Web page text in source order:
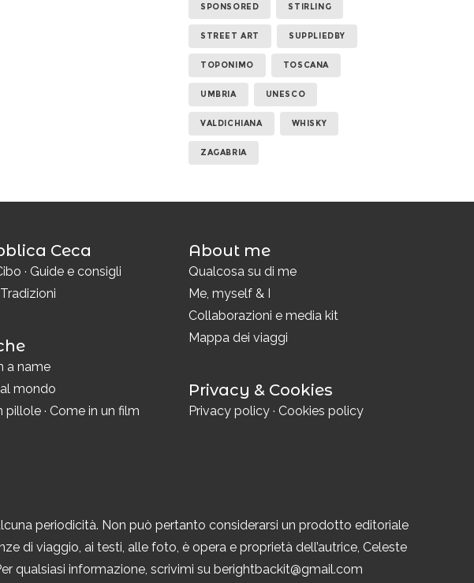
SPONSORED STIRLING
STREET ART SUPPLIEDBY
TOPONIMO TOSCANA
UMBRIA UNESCO
VALDICHIANA WHISKY
ZAGABRIA
Ceca
· Guide e consigli
Tradizioni
a name
mondo
pillole · Come in un film
About me
Qualcosa su di me
Me, myself & I
Collaborazioni e media kit
Mappa dei viaggi
Privacy & Cookies
Privacy policy · Cookies policy
periodicità. Non può pertanto considerarsi un prodotto editoriale
di viaggio, ai testi, alle foto, è opera e proprietà dell’autrice, Celeste
qualsiasi informazione, scrivimi su berightbackit@gmail.com